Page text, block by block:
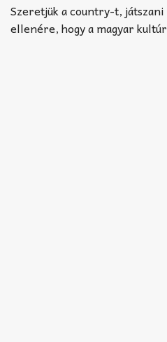
TABok
Szeretjük a country-t,
ellenére, hogy a magyar